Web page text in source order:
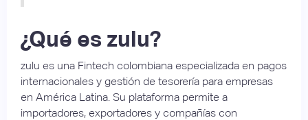
¿Qué es zulu?
zulu es una Fintech colombiana especializada en pagos
internacionales y gestión de tesorería para empresas
en América Latina. Su plataforma permite a
importadores, exportadores y compañías con